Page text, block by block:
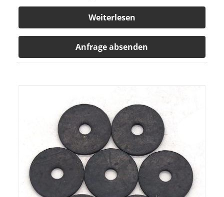
Weiterlesen
Anfrage absenden